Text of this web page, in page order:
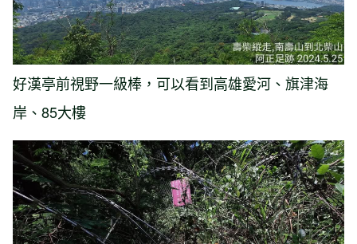
好漢亭前視野一級棒，可以看到高雄愛河、旗津海
岸、85大樓